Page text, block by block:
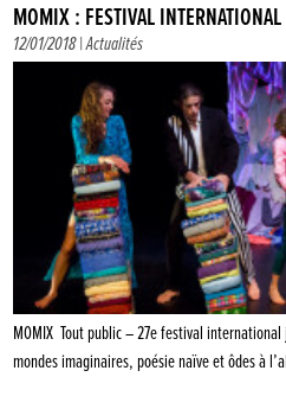
MOMIX : FESTIVAL
12/01/2018 |Actualités
MOMIX Tout public – 27e festival
mondes imaginaires, poésie naïve et ôdes à